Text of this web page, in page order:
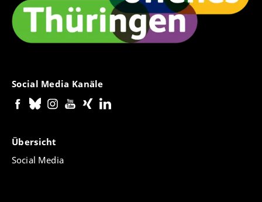
Social Media Kanäle
Übersicht
Social Media